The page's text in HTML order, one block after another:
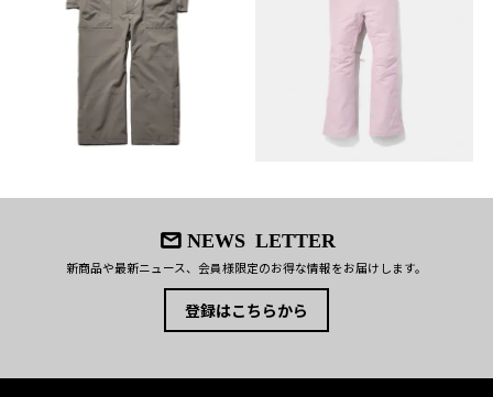
NEWS LETTER
新商品や最新ニュース、会員様限定のお得な情報をお届けします。
登録はこちらから